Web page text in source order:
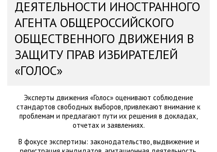
ДЕЯТЕЛЬНОСТИ ИНОСТРАННОГО
АГЕНТА ОБЩЕРОССИЙСКОГО
ОБЩЕСТВЕННОГО ДВИЖЕНИЯ В
ЗАЩИТУ ПРАВ ИЗБИРАТЕЛЕЙ
«ГОЛОС»
Эксперты движения «Голос» оценивают соблюдение
стандартов свободных выборов, привлекают внимание к
проблемам и предлагают пути их решения в докладах,
отчетах и заявлениях.
В фокусе экспертизы: законодательство, выдвижение и